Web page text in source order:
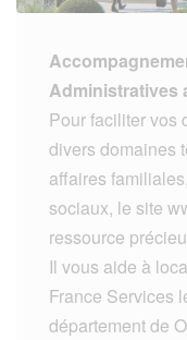
Administratives
Pour faciliter vos
divers domaines
affaires
sociaux, le site
ressource
Il vous aide à
France Services
département de